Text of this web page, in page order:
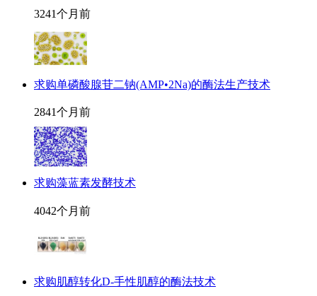
3241个月前
求购单磷酸腺苷二钠(AMP•2Na)的酶法生产技术
2841个月前
求购藻蓝素发酵技术
4042个月前
求购肌醇转化D-手性肌醇的酶法技术